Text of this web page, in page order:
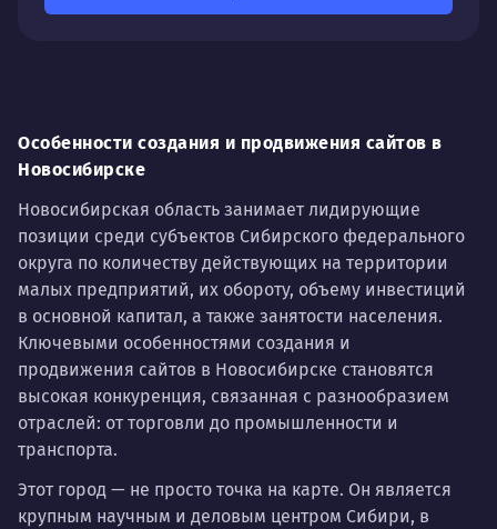
Особенности создания и продвижения сайтов в
Новосибирске
Новосибирская область занимает лидирующие
позиции среди субъектов Сибирского федерального
округа по количеству действующих на территории
малых предприятий, их обороту, объему инвестиций
в основной капитал, а также занятости населения.
Ключевыми особенностями создания и
продвижения сайтов в Новосибирске становятся
высокая конкуренция, связанная с разнообразием
отраслей: от торговли до промышленности и
транспорта.
Этот город — не просто точка на карте. Он является
крупным научным и деловым центром Сибири, в